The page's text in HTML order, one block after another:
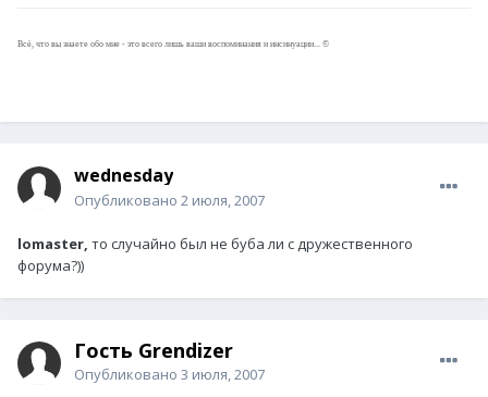
Всё, что вы знаете обо мне - это всего лишь ваши воспоминания и инсинуации... ©
wednesday
Опубликовано 2 июля, 2007
lomaster, то случайно был не буба ли с дружественного
форума?))
Гость Grendizer
Опубликовано 3 июля, 2007